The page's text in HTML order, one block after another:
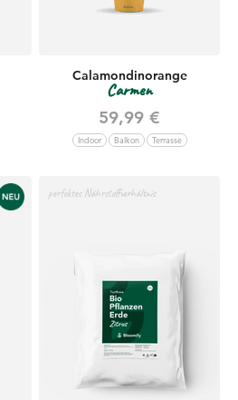
Calamondinorange
Carmen
Angebot
59,99 €
Indoor Balkon Terrasse
perfektes Nährstoffverhältnis